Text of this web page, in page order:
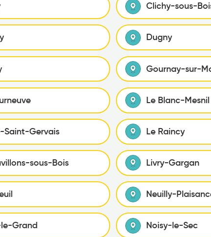
Clichy-sous-
Dugny
Gournay-sur-
Le Blanc-Mesnil
Saint-Gervais Le Raincy
sous-Bois Livry-Gargan
Neuilly-
Grand Noisy-le-Sec